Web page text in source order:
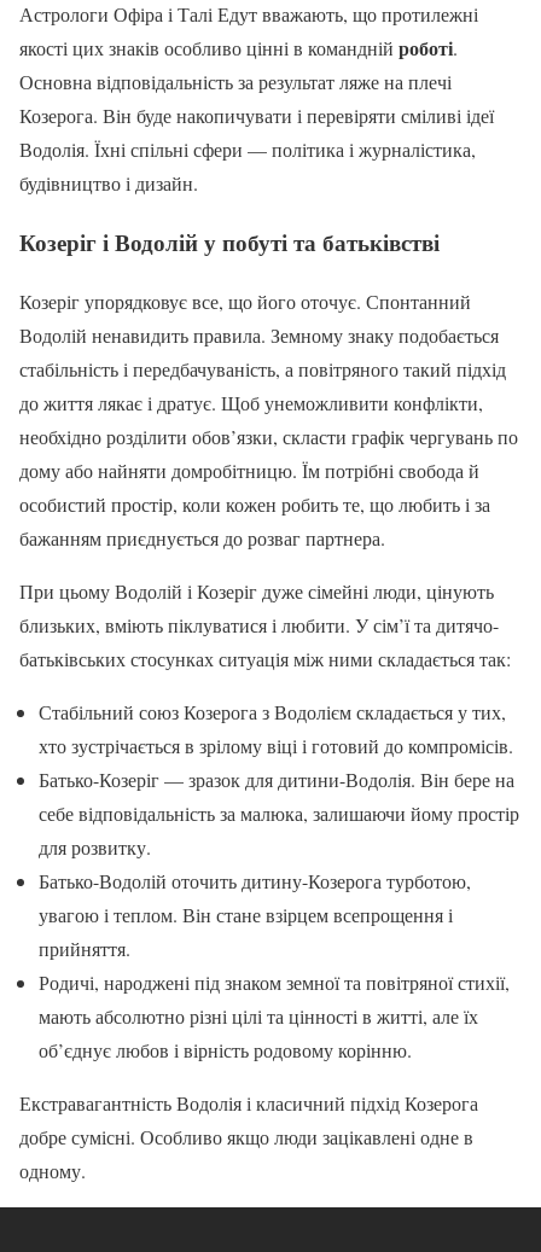
Астрологи Офіра і Талі Едут вважають, що протилежні
якості цих знаків особливо цінні в командній роботі.
Основна відповідальність за результат ляже на плечі
Козерога. Він буде накопичувати і перевіряти сміливі ідеї
Водолія. Їхні спільні сфери — політика і журналістика,
будівництво і дизайн.
Козеріг і Водолій у побуті та батьківстві
Козеріг упорядковує все, що його оточує. Спонтанний
Водолій ненавидить правила. Земному знаку подобається
стабільність і передбачуваність, а повітряного такий підхід
до життя лякає і дратує. Щоб унеможливити конфлікти,
необхідно розділити обов’язки, скласти графік чергувань по
дому або найняти домробітницю. Їм потрібні свобода й
особистий простір, коли кожен робить те, що любить і за
бажанням приєднується до розваг партнера.
При цьому Водолій і Козеріг дуже сімейні люди, цінують
близьких, вміють піклуватися і любити. У сім’ї та дитячо-
батьківських стосунках ситуація між ними складається так:
Стабільний союз Козерога з Водолієм складається у тих,
хто зустрічається в зрілому віці і готовий до компромісів.
Батько-Козеріг — зразок для дитини-Водолія. Він бере на
себе відповідальність за малюка, залишаючи йому простір
для розвитку.
Батько-Водолій оточить дитину-Козерога турботою,
увагою і теплом. Він стане взірцем всепрощення і
прийняття.
Родичі, народжені під знаком земної та повітряної стихії,
мають абсолютно різні цілі та цінності в житті, але їх
об’єднує любов і вірність родовому корінню.
Екстравагантність Водолія і класичний підхід Козерога
добре сумісні. Особливо якщо люди зацікавлені одне в
одному.